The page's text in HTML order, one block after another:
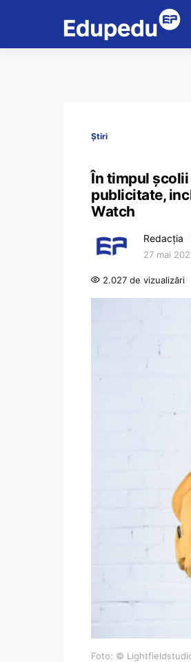
Știri
În timpul
publicitate,
Watch
Redacția
27 mai
2.027 de vizualizări
Foto: ©